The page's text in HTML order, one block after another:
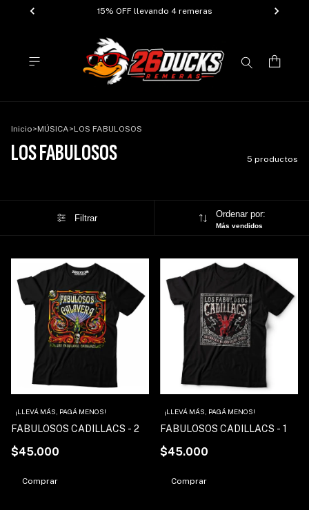
15% OFF llevando 4 remeras
Inicio>MÚSICA>LOS FABULOSOS
LOS FABULOSOS 5 productos
Filtrar Ordenar por:
Más vendidos
FABULOSOS CADILLACS - 2
$45.000
¡LLEVÁ MÁS, PAGÁ MENOS!
Comprar
FABULOSOS CADILLACS - 1
$45.000
¡LLEVÁ MÁS, PAGÁ MENOS!
Comprar